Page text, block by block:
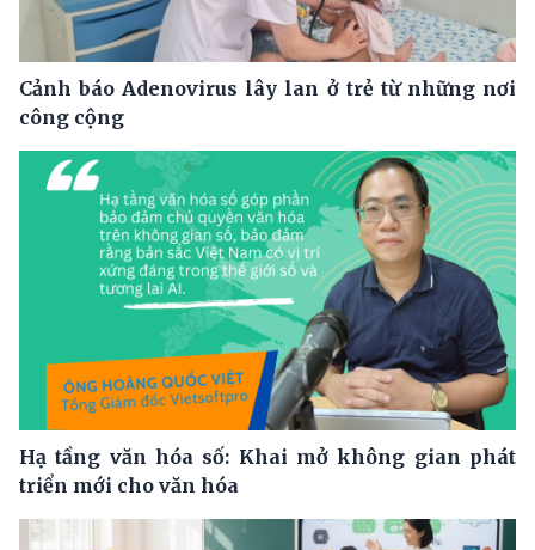
Cảnh báo Adenovirus lây lan ở trẻ từ những nơi
công cộng
Hạ tầng văn hóa số: Khai mở không gian phát
triển mới cho văn hóa